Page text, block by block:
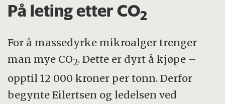
På leting etter CO2
For å massedyrke mikroalger trenger
man mye CO2. Dette er dyrt å kjøpe –
opptil 12 000 kroner per tonn. Derfor
begynte Eilertsen og ledelsen ved